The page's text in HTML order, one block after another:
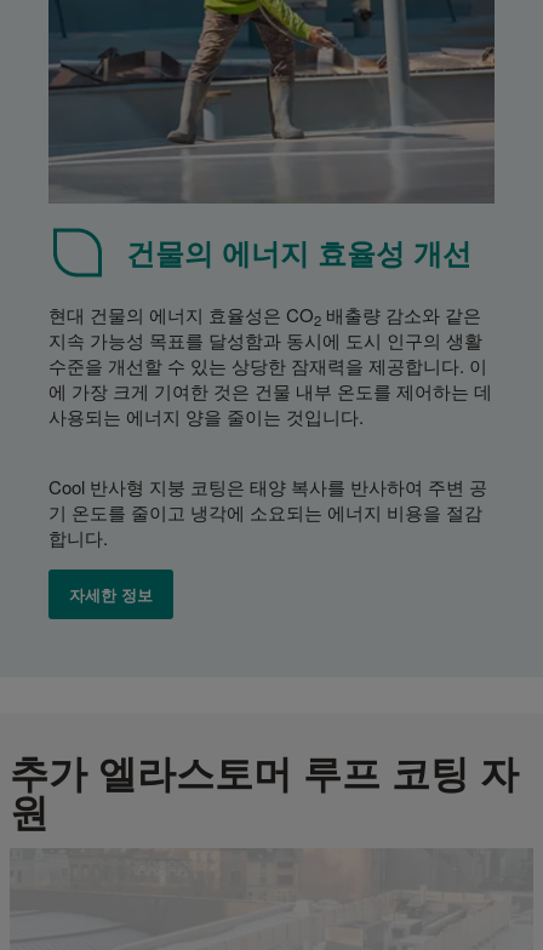
건물의 에너지 효율성 개선
현대 건물의 에너지 효율성은 CO2 배출량 감소와 같은
지속 가능성 목표를 달성함과 동시에 도시 인구의 생활
수준을 개선할 수 있는 상당한 잠재력을 제공합니다. 이
에 가장 크게 기여한 것은 건물 내부 온도를 제어하는 데
사용되는 에너지 양을 줄이는 것입니다.
Cool 반사형 지붕 코팅은 태양 복사를 반사하여 주변 공
기 온도를 줄이고 냉각에 소요되는 에너지 비용을 절감
합니다.
자세한 정보
추가 엘라스토머 루프 코팅 자
원